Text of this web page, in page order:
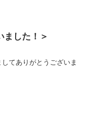
ました！＞
てありがとうございま